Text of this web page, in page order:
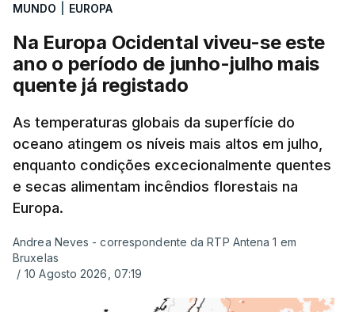
tinha chegado o resultado de
exames, mas ainda não tinham sido afixados.
Alguns encarregados de educação e alunos foram
até à escola para ver o resultado mas ainda não
tinha sido divulgado. Alguns pais apontam
incorreções e aguardam a atualização na
plataforma Inovar.
ERRO100
ERROR ON HTML5 MEDIA ELEMENT
ESTE CONTEÚDO ESTÁ NESTE
MUNDO EUROPA
Na Europa Ocidental viveu-se este
ano o período de junho-julho mais
quente já registado
As temperaturas globais da superfície do
oceano atingem os níveis mais altos em julho,
enquanto condições excecionalmente quentes
e secas alimentam incêndios florestais na
Europa.
Andrea Neves - correspondente da RTP Antena 1 em
Bruxelas
/ 10 Agosto 2026, 07:19